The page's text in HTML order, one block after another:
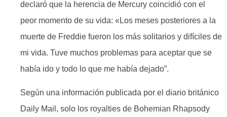
declaró que la herencia de Mercury coincidió con el
peor momento de su vida: «Los meses posteriores a la
muerte de Freddie fueron los más solitarios y difíciles de
mi vida. Tuve muchos problemas para aceptar que se
había ido y todo lo que me había dejado”.
Según una información publicada por el diario británico
Daily Mail, solo los royalties de Bohemian Rhapsody